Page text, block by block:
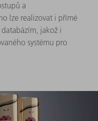
a
lze realizovat i přímé
jakož i
systému pro